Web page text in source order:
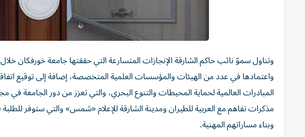
وتناول سموّ نائب حاكم الشارقة الإنجازات المتسارعة التي حققتها جامعة خورفكان
واعتمادها في عدد من الهيئات والمؤسسات العلمية المتخصصة، إضافة إلى توقيع
المبادرات العالمية لحماية المحيطات والتنوع البحري، والتي تعزز من دور الجامعة في
مذكرات تفاهم مع العربية للطيران ومدينة الشارقة للإعلام «شمس» والتي ستوفر
وبناء مساراتهم المهنية.